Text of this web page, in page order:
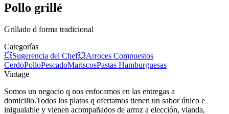
Pollo grillé
Grillado d forma tradicional
Categorías
💥Sugerencia del Chef💥Arroces Compuestos
CerdoPolloPescadoMariscosPastas Hamburguesas
Vintage
Somos un negocio q nos enfocamos en las entregas a
domicilio.Todos los platos q ofertamos tienen un sabor único e
inigualable y vienen acompañados de arroz a elección, vianda,